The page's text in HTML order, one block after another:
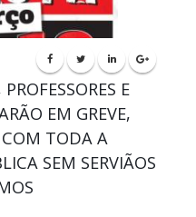
E
EM GREVE,
TODA A
SEM SERVIÃOS